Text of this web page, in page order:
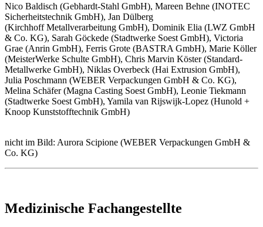
Nico Baldisch (Gebhardt-Stahl GmbH), Mareen Behne (INOTEC
Sicherheitstechnik GmbH), Jan Dülberg
(Kirchhoff Metallverarbeitung GmbH), Dominik Elia (LWZ GmbH
& Co. KG), Sarah Göckede (Stadtwerke Soest GmbH), Victoria
Grae (Anrin GmbH), Ferris Grote (BASTRA GmbH), Marie Köller
(MeisterWerke Schulte GmbH), Chris Marvin Köster (Standard-
Metallwerke GmbH), Niklas Overbeck (Hai Extrusion GmbH),
Julia Poschmann (WEBER Verpackungen GmbH & Co. KG),
Melina Schäfer (Magna Casting Soest GmbH), Leonie Tiekmann
(Stadtwerke Soest GmbH), Yamila van Rijswijk-Lopez (Hunold +
Knoop Kunststofftechnik GmbH)
nicht im Bild: Aurora Scipione (WEBER Verpackungen GmbH &
Co. KG)
Medizinische Fachangestellte